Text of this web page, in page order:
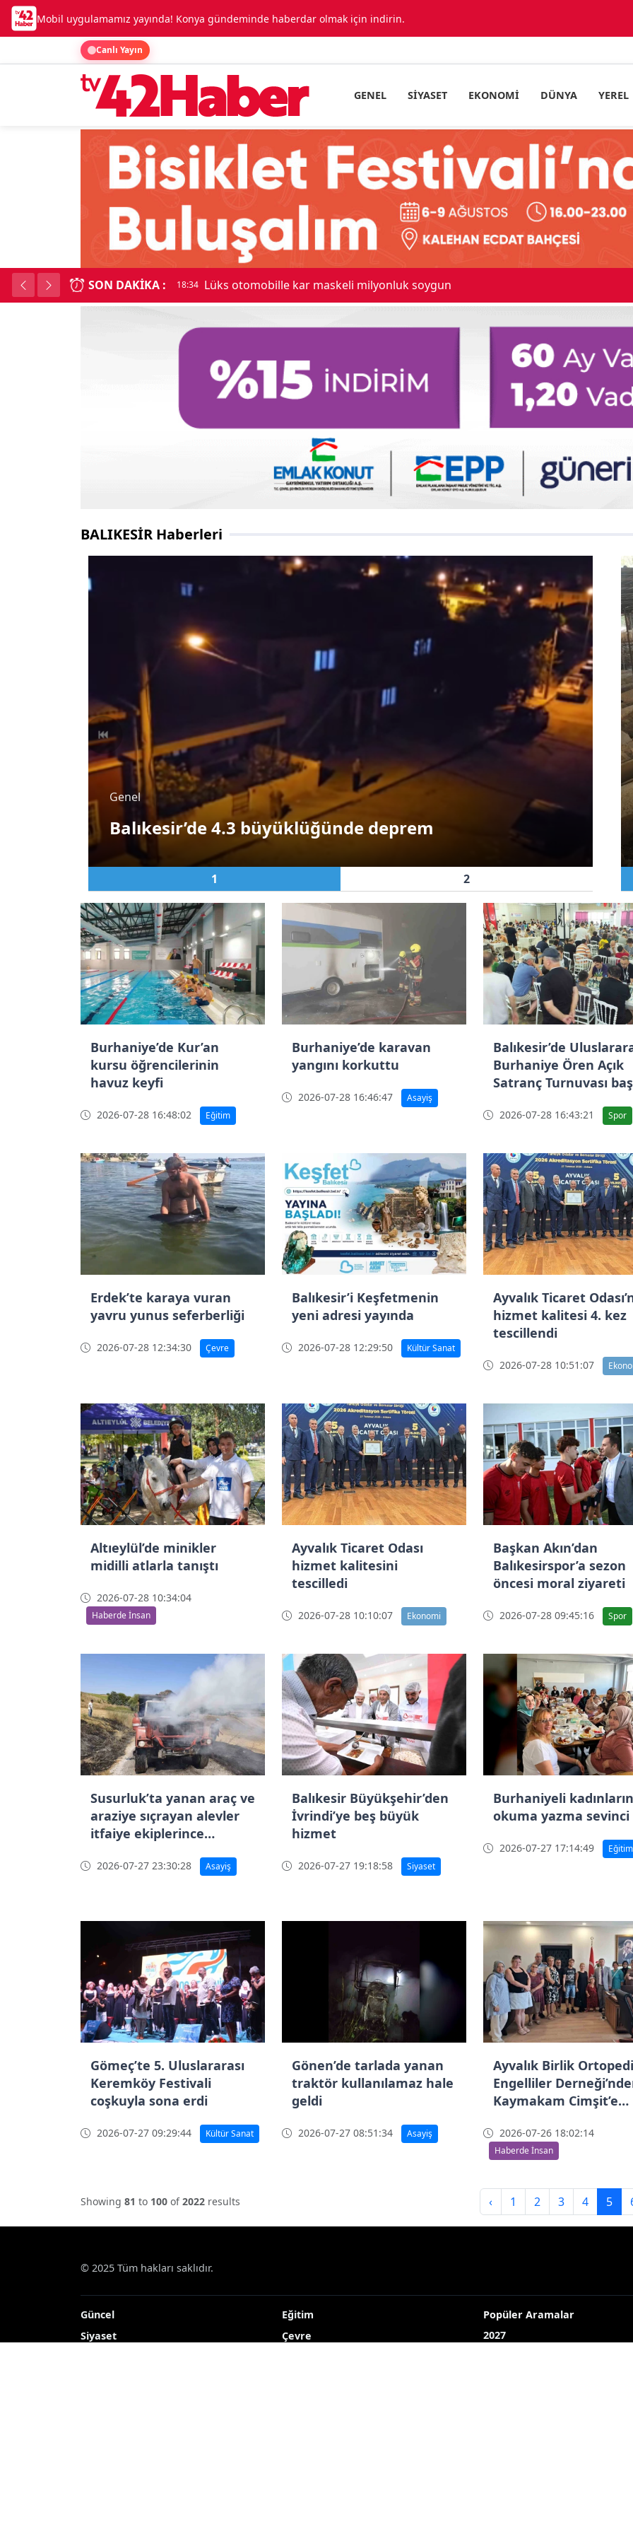
Mobil uygulamamız yayında! Konya gündeminde haberdar olmak için indirin.
Canlı Yayın
GENEL SIYASET EKONOMI DÜNYA YEREL
SON DAKIKA : 18:34 Lüks otomobille kar maskeli milyonluk soygun
BALIKESİR Haberleri
Genel
Balıkesir’de 4.3 büyüklüğünde deprem
1 2
Burhaniye’de Kur’an
kursu öğrencilerinin
havuz keyfi
2026-07-28 16:48:02 Eğitim
Burhaniye’de karavan
yangını korkuttu
2026-07-28 16:46:47 Asayiş
Balıkesir’de
Burhaniye Ören Açık
Satranç Turnuvası
2026-07-28 16:43:21 Spor
Erdek’te karaya vuran
yavru yunus seferberliği
2026-07-28 12:34:30 Çevre
Balıkesir’i Keşfetmenin
yeni adresi yayında
2026-07-28 12:29:50 Kültür Sanat
Ayvalık Ticaret
hizmet kalitesi 4. kez
tescillendi
2026-07-28 10:51:07
Altıeylül’de minikler
midilli atlarla tanıştı
2026-07-28 10:34:04
Haberde İnsan
Ayvalık Ticaret Odası
hizmet kalitesini
tescilledi
2026-07-28 10:10:07 Ekonomi
Başkan Akın’dan
Balıkesirspor’a sezon
öncesi moral ziyareti
2026-07-28 09:45:16 Spor
Susurluk’ta yanan araç ve
araziye sıçrayan alevler
itfaiye ekiplerince
2026-07-27 23:30:28 Asayiş
Balıkesir Büyükşehir’den
İvrindi’ye beş büyük
hizmet
2026-07-27 19:18:58 Siyaset
Burhaniyeli kadınların
okuma yazma sevinci
2026-07-27 17:14:49 Eğitim
Gömeç’te 5. Uluslararası
Keremköy Festivali
coşkuyla sona erdi
2026-07-27 09:29:44 Kültür Sanat
Gönen’de tarlada yanan
traktör kullanılamaz hale
geldi
2026-07-27 08:51:34 Asayiş
Ayvalık Birlik
Engelliler
Kaymakam Cimşit’e
2026-07-26 18:02:14
Haberde İnsan
Showing 81 to 100 of2022 results ‹ 1 2 3 4 5
© 2025 Tüm hakları saklıdır.
Güncel
Siyaset
Eğitim
Çevre
Popüler Aramalar
2027